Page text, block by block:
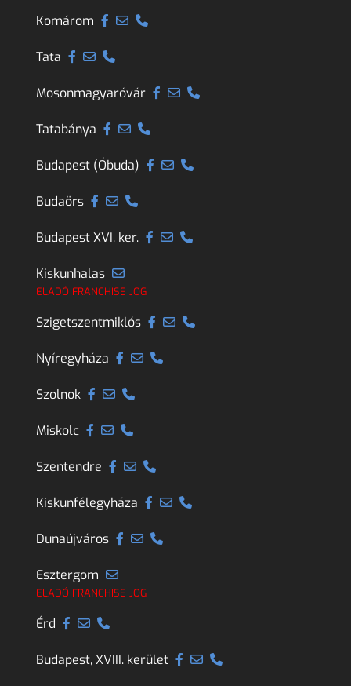
Komárom
Tata
Mosonmagyaróvár
Tatabánya
Budapest (Óbuda)
Budaörs
Budapest XVI. ker.
Kiskunhalas
ELADÓ FRANCHISE JOG
Szigetszentmiklós
Nyíregyháza
Szolnok
Miskolc
Szentendre
Kiskunfélegyháza
Dunaújváros
Esztergom
ELADÓ FRANCHISE JOG
Érd
Budapest, XVIII. kerület